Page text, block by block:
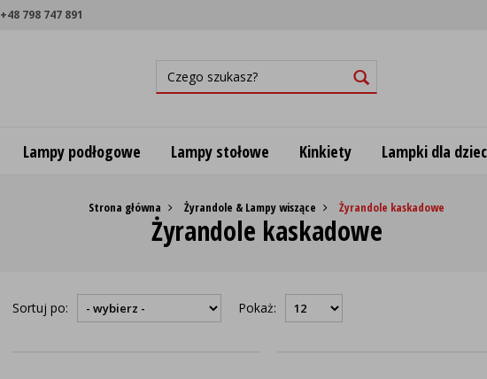
+48 798 747 891
Lampy podłogowe Lampy stołowe Kinkiety Lampki dla
Strona główna Żyrandole & Lampy wiszące Żyrandole kaskadowe
Żyrandole kaskadowe
Sortuj po: Pokaż: